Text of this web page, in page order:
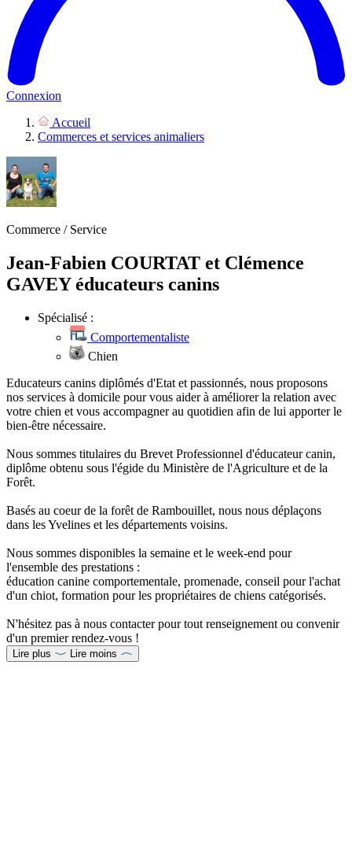
Connexion
Accueil
Commerces et services animaliers
Commerce / Service
Jean-Fabien COURTAT et Clémence
GAVEY éducateurs canins
Spécialisé :
Comportementaliste
Chien
Educateurs canins diplômés d'Etat et passionnés, nous proposons
nos services à domicile pour vous aider à améliorer la relation avec
votre chien et vous accompagner au quotidien afin de lui apporter le
bien-être nécessaire.
Nous sommes titulaires du Brevet Professionnel d'éducateur canin,
diplôme obtenu sous l'égide du Ministère de l'Agriculture et de la
Forêt.
Basés au coeur de la forêt de Rambouillet, nous nous déplaçons
dans les Yvelines et les départements voisins.
Nous sommes disponibles la semaine et le week-end pour
l'ensemble des prestations :
éducation canine comportementale, promenade, conseil pour l'achat
d'un chiot, formation pour les propriétaires de chiens catégorisés.
N'hésitez pas à nous contacter pour tout renseignement ou convenir
d'un premier rendez-vous !
Lire plus Lire moins